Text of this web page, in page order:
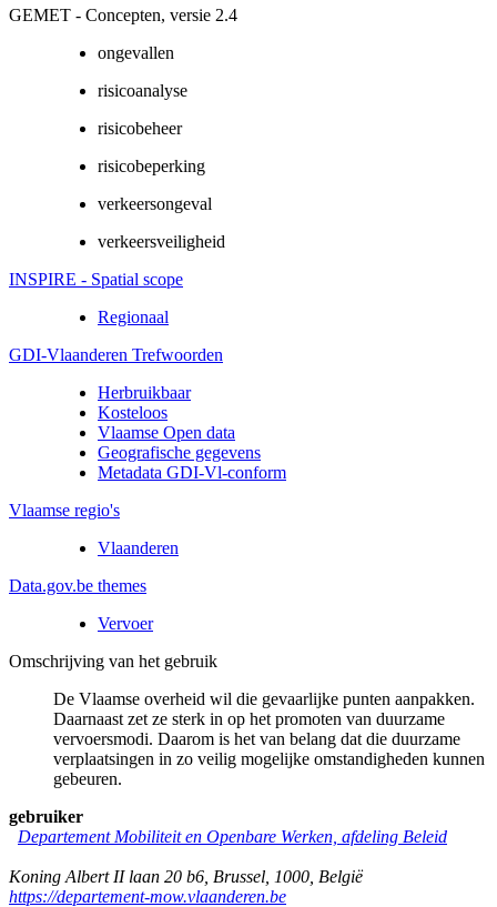
GEMET - Concepten, versie 2.4
ongevallen
risicoanalyse
risicobeheer
risicobeperking
verkeersongeval
verkeersveiligheid
INSPIRE - Spatial scope
Regionaal
GDI-Vlaanderen Trefwoorden
Herbruikbaar
Kosteloos
Vlaamse Open data
Geografische gegevens
Metadata GDI-Vl-conform
Vlaamse regio's
Vlaanderen
Data.gov.be themes
Vervoer
Omschrijving van het gebruik
De Vlaamse overheid wil die gevaarlijke punten aanpakken.
Daarnaast zet ze sterk in op het promoten van duurzame
vervoersmodi. Daarom is het van belang dat die duurzame
verplaatsingen in zo veilig mogelijke omstandigheden kunnen
gebeuren.
gebruiker
Departement Mobiliteit en Openbare Werken, afdeling Beleid
Koning Albert II laan 20 b6 Brussel 1000 België
https://departement-mow.vlaanderen.be